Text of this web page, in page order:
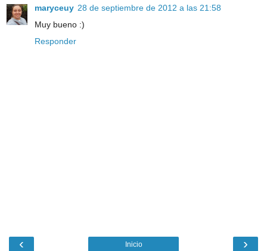
maryceuy 28 de septiembre de 2012 a las 21:58
Muy bueno :)
Responder
‹ ›
Inicio